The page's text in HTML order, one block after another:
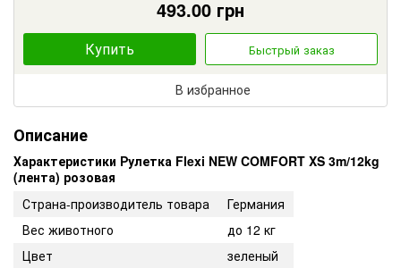
493.00 грн
Купить Быстрый заказ
В избранное
Описание
Характеристики Рулетка Flexi NEW COMFORT XS 3m/12kg
(лента) розовая
Страна-производитель товара
Германия
Вес животного
до 12 кг
Цвет
зеленый